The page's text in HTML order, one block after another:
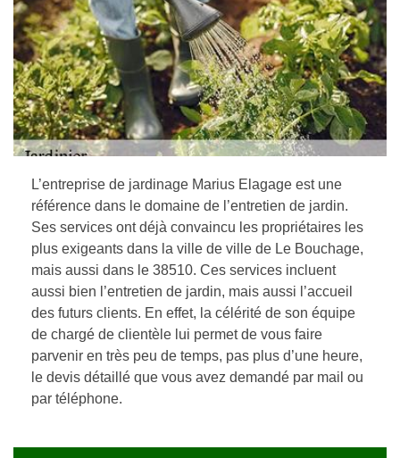
L’entreprise de jardinage Marius Elagage est une
référence dans le domaine de l’entretien de jardin.
Ses services ont déjà convaincu les propriétaires les
plus exigeants dans la ville de ville de Le Bouchage,
mais aussi dans le 38510. Ces services incluent
aussi bien l’entretien de jardin, mais aussi l’accueil
des futurs clients. En effet, la célérité de son équipe
de chargé de clientèle lui permet de vous faire
parvenir en très peu de temps, pas plus d’une heure,
le devis détaillé que vous avez demandé par mail ou
par téléphone.